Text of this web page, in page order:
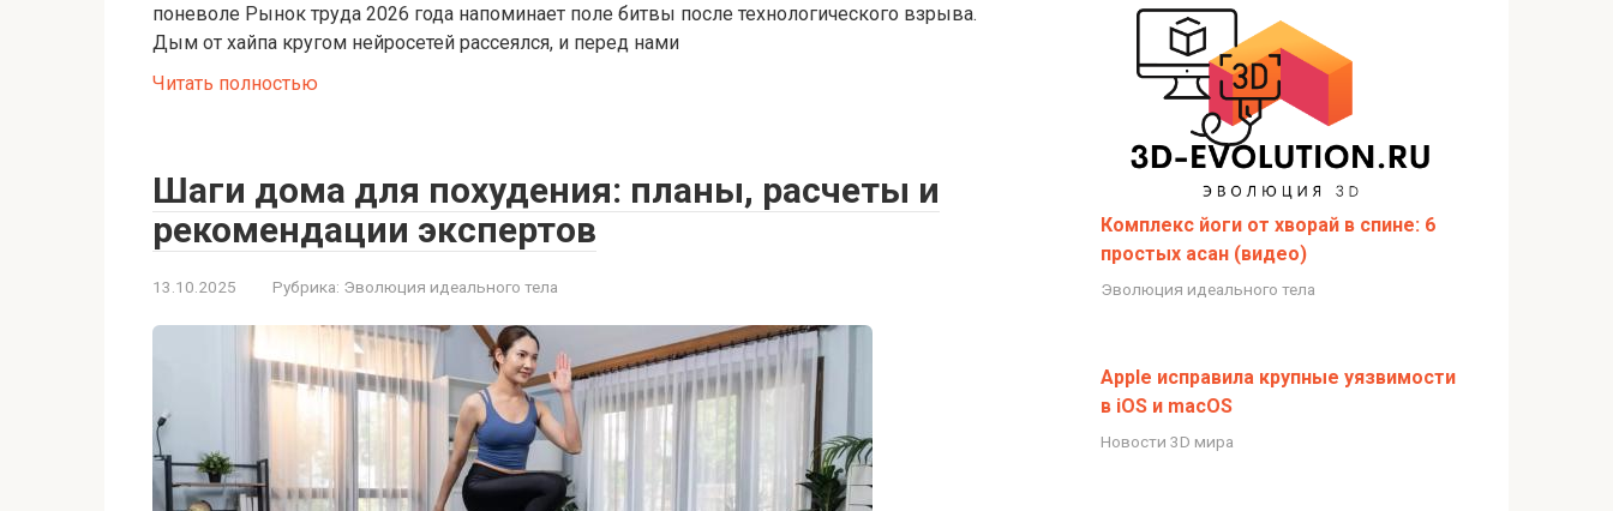
поневоле Рынок труда 2026 года напоминает поле битвы после технологического взрыва.
Дым от хайпа кругом нейросетей рассеялся, и перед нами
Читать полностью
Шаги дома для похудения: планы, расчеты и
рекомендации экспертов
13.10.2025 Рубрика: Эволюция идеального тела
Комплекс йоги от хворай в спине: 6
простых асан (видео)
Эволюция идеального тела
Apple исправила крупные уязвимости
в iOS и macOS
Новости 3D мира